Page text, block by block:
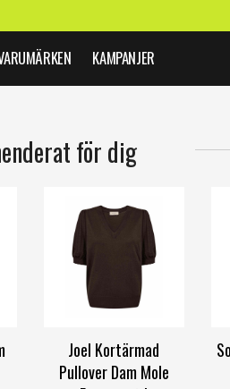
KAMPANJER
för dig
Joel Kortärmad
Pullover Dam Mole